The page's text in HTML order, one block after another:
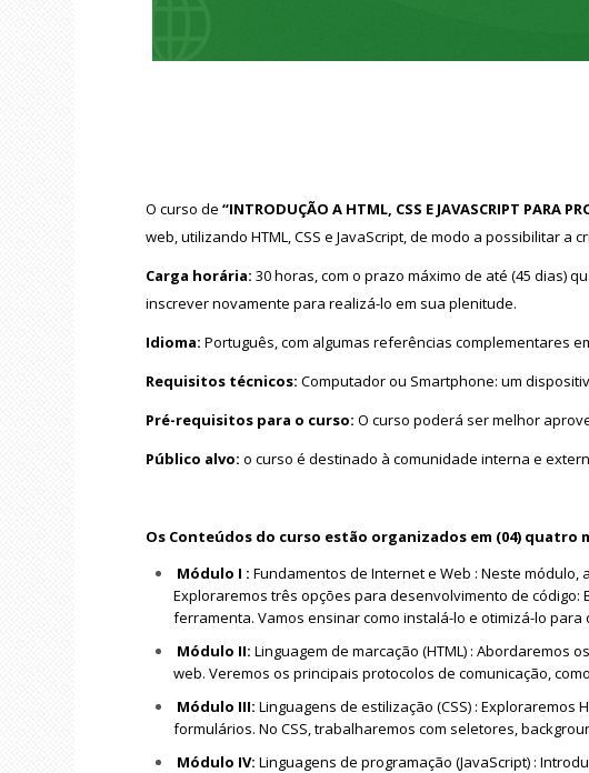
O curso de “INTRODUÇÃO A HTML, CSS E JAVASCRIPT PARA
web, utilizando HTML, CSS e JavaScript, de modo a possibilitar
Carga horária:30 horas, com o prazo máximo de até (45 dias)
inscrever novamente para realizá-lo em sua plenitude.
Idioma: Português, com algumas referências complementares
Requisitos técnicos:Computador ou Smartphone: um
Pré-requisitos para o curso:O curso poderá ser melhor
Público alvo:o curso é destinado à comunidade interna e
Os Conteúdos do curso estão organizados em (04) quatro
Módulo I :Fundamentos de Internet e Web : Neste
Exploraremos três opções para desenvolvimento de código:
ferramenta. Vamos ensinar como instalá-lo e otimizá-lo
Módulo II:Linguagem de marcação (HTML) :
web. Veremos os principais protocolos de comunicação,
Módulo III:Linguagens de estilização (CSS) :
formulários. No CSS, trabalharemos com seletores,
Módulo IV:Linguagens de programação (JavaScript) :